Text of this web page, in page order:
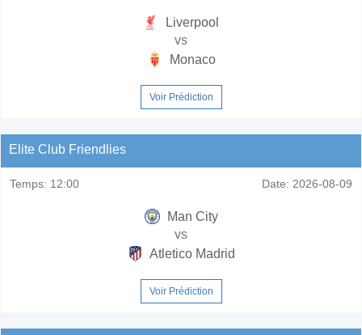
Liverpool
vs
Monaco
Voir Prédiction
Elite Club Friendlies
Temps: 12:00 Date: 2026-08-09
Man City
vs
Atletico Madrid
Voir Prédiction